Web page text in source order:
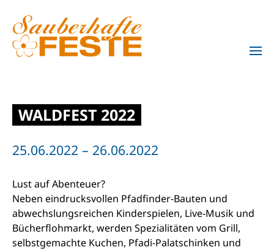
Zum Hauptinhalt springen
WALDFEST 2022
25.06.2022 – 26.06.2022
Lust auf Abenteuer?
Neben eindrucksvollen Pfadfinder-Bauten und
abwechslungsreichen Kinderspielen, Live-Musik und
Bücherflohmarkt, werden Spezialitäten vom Grill,
selbstgemachte Kuchen, Pfadi-Palatschinken und